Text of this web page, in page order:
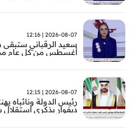
2026-08-07 | 12:16
سعيد الرقباني
أغسطس من كل عام
الوالد المؤسس
2026-08-07 | 12:15
رئيس الدولة ونائباه
ديفوار بذكرى استقلال